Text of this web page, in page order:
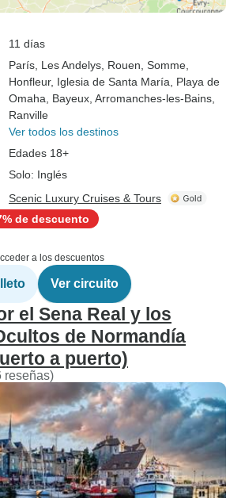
11 días
París , Les Andelys , Rouen , Somme
Honfleur, Iglesia de Santa María , Playa de
Omaha , Bayeux , Arromanches-les-Bains
Ranville
Ver todos los destinos
Edades 18+
Solo: Inglés
Scenic Luxury Cruises & Tours
de descuento
a los descuentos
Ver circuito
el Sena Real y los
de Normandía
a puerto)
reseñas)